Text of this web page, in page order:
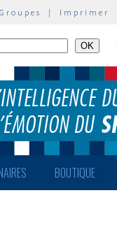
| Imprimer
BOUTIQUE